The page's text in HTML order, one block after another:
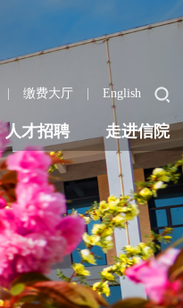
| 缴费大厅 | English
人才招聘 走进信院